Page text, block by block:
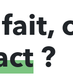
fait,
?